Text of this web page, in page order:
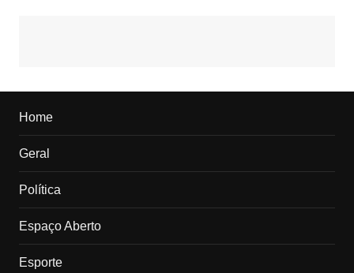
Home
Geral
Política
Espaço Aberto
Esporte